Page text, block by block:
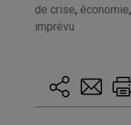
de crise, économie,
imprévu